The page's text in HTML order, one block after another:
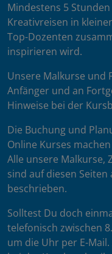
Mindestens 5
Kreativreisen in
Top-Dozenten
inspirieren wird.
Unsere Malkurse und
Anfänger und an
Hinweise bei der
Die Buchung und
Online Kurses
Alle unsere Malkurse,
sind auf diesen
beschrieben.
Solltest Du doch
telefonisch zwischen
um die Uhr per E-